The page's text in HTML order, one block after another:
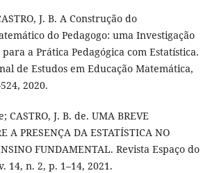
J. B. A Construção do
do Pedagogo: uma Investigação
a Prática Pedagógica com Estatística.
de Estudos em Educação Matemática,
2020.
CASTRO, J. B. de. UMA BREVE
A PRESENÇA DA ESTATÍSTICA NO
FUNDAMENTAL. Revista Espaço do
14, n. 2, p. 1–14, 2021.